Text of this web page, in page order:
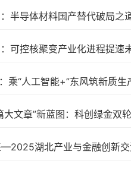
半导体材料国产替代破局
可控核聚变产业化进程提速
乘“人工智能+”东风筑新质生
文章”新蓝图：科创绿金双
—2025湖北产业与金融创新交